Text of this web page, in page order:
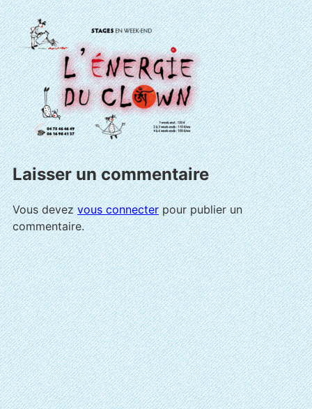
Laisser un commentaire
Vous devezvous connecterpour publier un
commentaire.